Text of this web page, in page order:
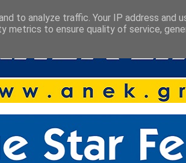
to analyze traffic. Your IP address and
metrics to ensure quality of service,